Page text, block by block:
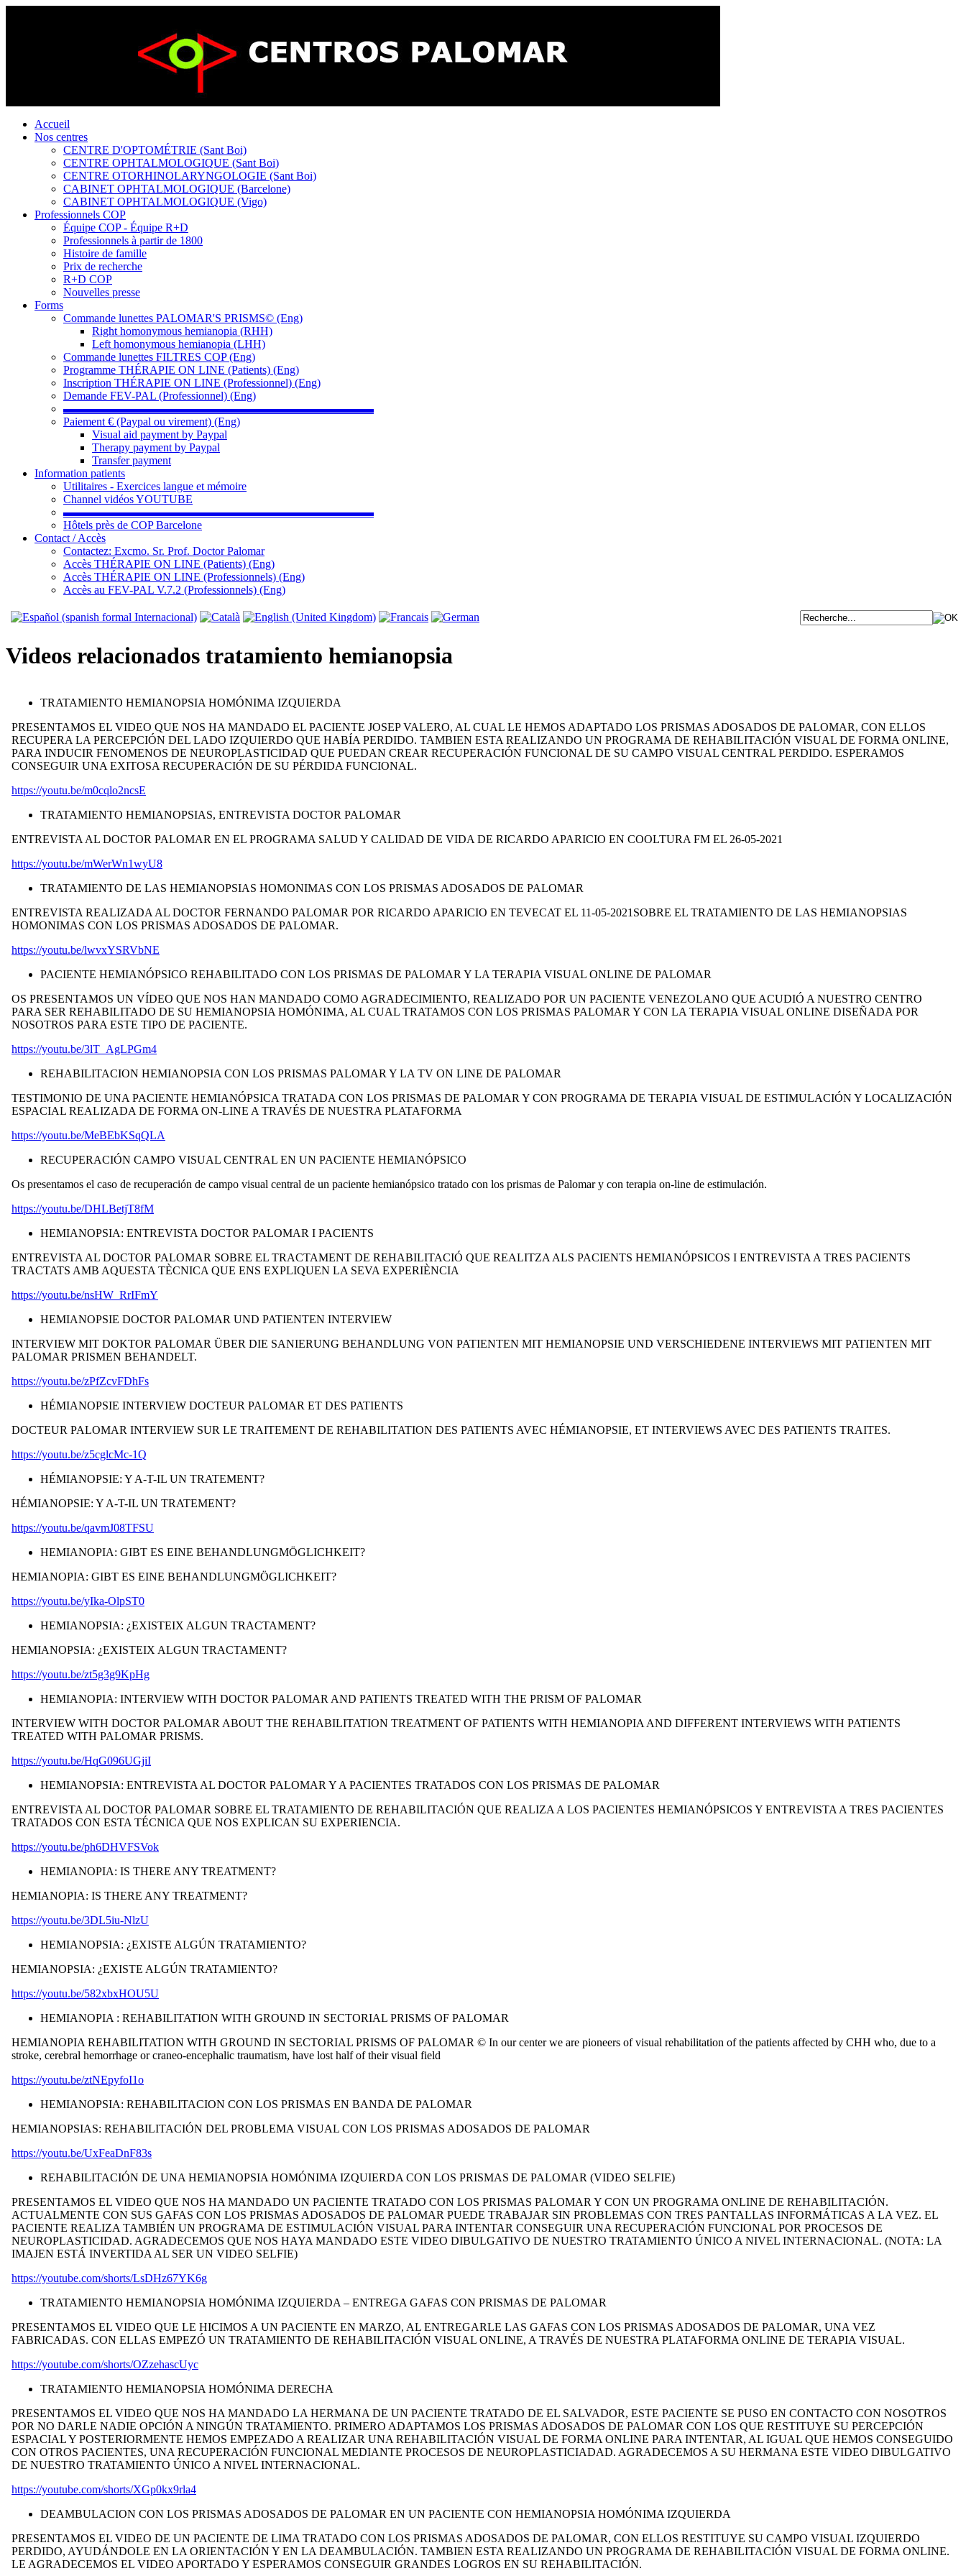
Accueil
Nos centres
CENTRE D'OPTOMÉTRIE (Sant Boi)
CENTRE OPHTALMOLOGIQUE (Sant Boi)
CENTRE OTORHINOLARYNGOLOGIE (Sant Boi)
CABINET OPHTALMOLOGIQUE (Barcelone)
CABINET OPHTALMOLOGIQUE (Vigo)
Professionnels COP
Équipe COP - Équipe R+D
Professionnels à partir de 1800
Histoire de famille
Prix de recherche
R+D COP
Nouvelles presse
Forms
Commande lunettes PALOMAR'S PRISMS© (Eng)
Right homonymous hemianopia (RHH)
Left homonymous hemianopia (LHH)
Commande lunettes FILTRES COP (Eng)
Programme THÉRAPIE ON LINE (Patients) (Eng)
Inscription THÉRAPIE ON LINE (Professionnel) (Eng)
Demande FEV-PAL (Professionnel) (Eng)
▬▬▬▬▬▬▬▬▬▬▬▬▬▬▬▬▬▬▬▬▬▬▬▬▬▬▬
Paiement € (Paypal ou virement) (Eng)
Visual aid payment by Paypal
Therapy payment by Paypal
Transfer payment
Information patients
Utilitaires - Exercices langue et mémoire
Channel vidéos YOUTUBE
▬▬▬▬▬▬▬▬▬▬▬▬▬▬▬▬▬▬▬▬▬▬▬▬▬▬▬
Hôtels près de COP Barcelone
Contact / Accès
Contactez: Excmo. Sr. Prof. Doctor Palomar
Accès THÉRAPIE ON LINE (Patients) (Eng)
Accès THÉRAPIE ON LINE (Professionnels) (Eng)
Accès au FEV-PAL V.7.2 (Professionnels) (Eng)
Videos relacionados tratamiento hemianopsia